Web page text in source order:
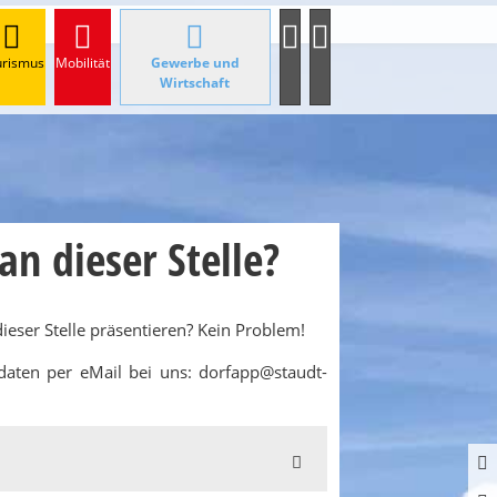
Mobilität
Gewerbe und
Wirtschaft
dieser Stelle?
Stelle präsentieren? Kein Problem!
per eMail bei uns: dorfapp@staudt-